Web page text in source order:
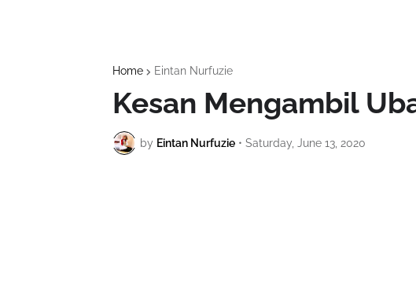
Home Eintan Nurfuzie
Kesan Mengambil
by Eintan Nurfuzie • Saturday, June 13, 2020